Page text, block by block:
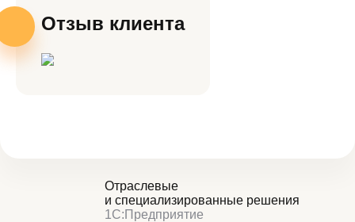
Отзыв клиента
Отраслевые
и специализированные решения
1С:Предприятие